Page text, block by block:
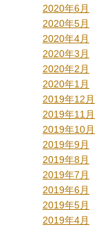
2020年6月
2020年5月
2020年4月
2020年3月
2020年2月
2020年1月
2019年12月
2019年11月
2019年10月
2019年9月
2019年8月
2019年7月
2019年6月
2019年5月
2019年4月